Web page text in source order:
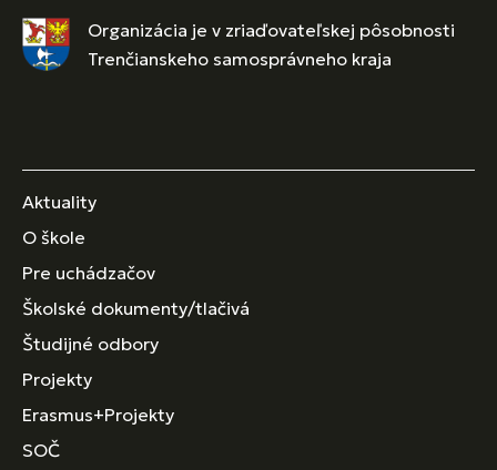
Organizácia je v zriaďovateľskej pôsobnosti
Trenčianskeho samosprávneho kraja
Aktuality
O škole
Pre uchádzačov
Školské dokumenty/tlačivá
Študijné odbory
Projekty
Erasmus+Projekty
SOČ